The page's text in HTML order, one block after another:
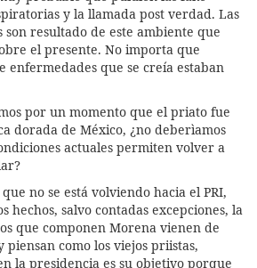
y la llamada post verdad. Las
son resultado de este ambiente que
el presente. No importa que
enfermedades que se creía estaban
por un momento que el priato fue
dorada de México, ¿no deberìamos
actuales permiten volver a
no se está volviendo hacia el PRI,
hechos, salvo contadas excepciones, la
que componen Morena vienen de
como los viejos priistas,
la presidencia es su objetivo porque